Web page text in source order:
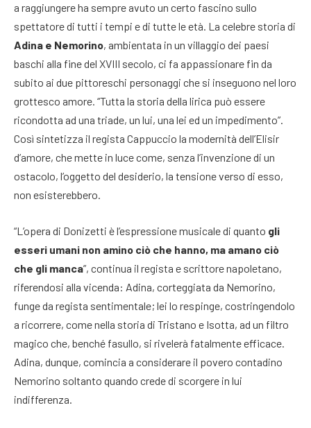
a raggiungere ha sempre avuto un certo fascino sullo
spettatore di tutti i tempi e di tutte le età. La celebre storia di
Adina e Nemorino, ambientata in un villaggio dei paesi
baschi alla fine del XVIII secolo, ci fa appassionare fin da
subito ai due pittoreschi personaggi che si inseguono nel loro
grottesco amore. “Tutta la storia della lirica può essere
ricondotta ad una triade, un lui, una lei ed un impedimento”.
Così sintetizza il regista Cappuccio la modernità dell’Elisir
d’amore, che mette in luce come, senza l’invenzione di un
ostacolo, l’oggetto del desiderio, la tensione verso di esso,
non esisterebbero.
“L’opera di Donizetti è l’espressione musicale di quanto gli
esseri umani non amino ciò che hanno, ma amano ciò
che gli manca”, continua il regista e scrittore napoletano,
riferendosi alla vicenda: Adina, corteggiata da Nemorino,
funge da regista sentimentale; lei lo respinge, costringendolo
a ricorrere, come nella storia di Tristano e Isotta, ad un filtro
magico che, benché fasullo, si rivelerà fatalmente efficace.
Adina, dunque, comincia a considerare il povero contadino
Nemorino soltanto quando crede di scorgere in lui
indifferenza.